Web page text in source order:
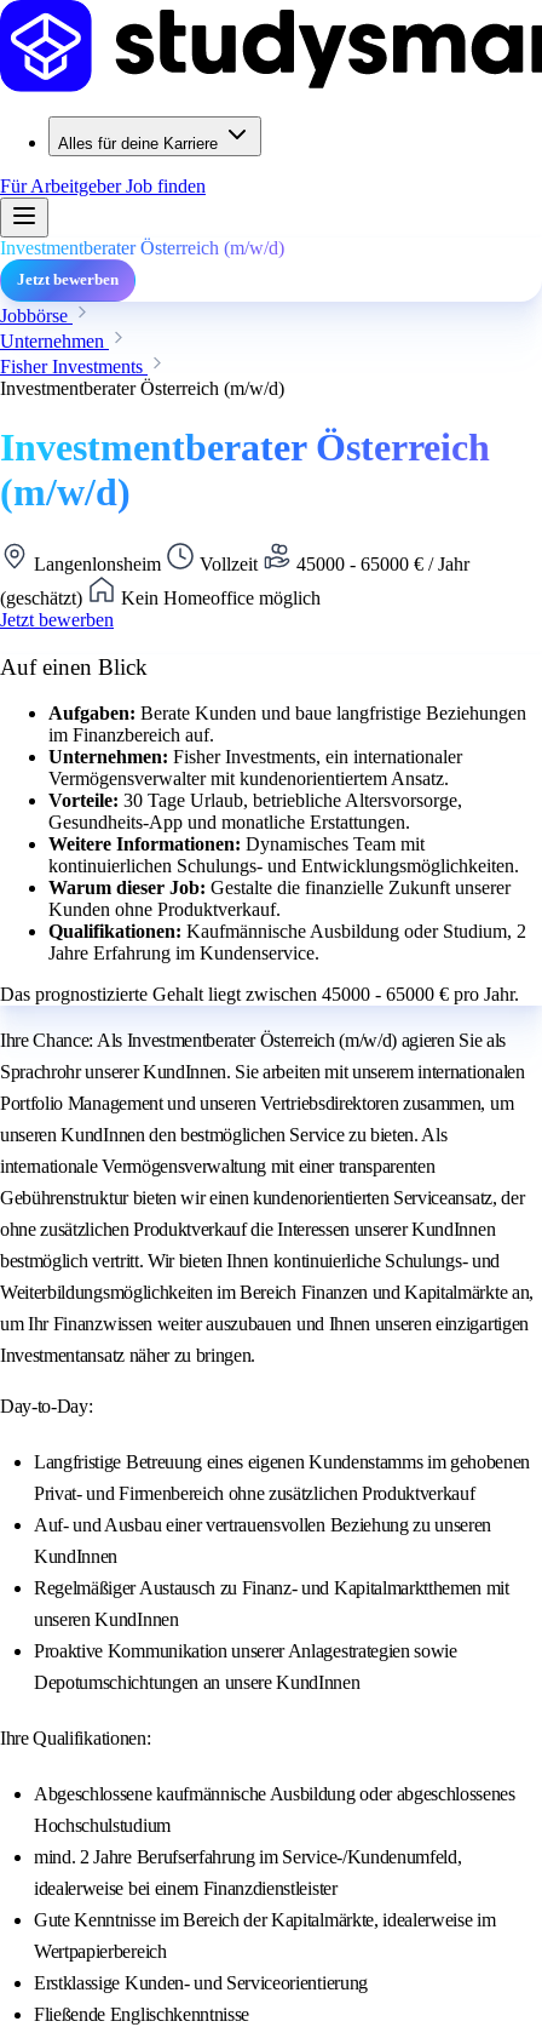
Alles für deine Karriere
Für ArbeitgeberJob finden
Investmentberater Österreich (m/w/d)
Jetzt bewerben
Jobbörse
Unternehmen
Fisher Investments
Investmentberater Österreich (m/w/d)
Investmentberater Österreich
(m/w/d)
Langenlonsheim Vollzeit
45000 - 65000 € / Jahr
(geschätzt)
Kein Homeoffice möglich
Jetzt bewerben
Auf einen Blick
Aufgaben: Berate Kunden und baue langfristige Beziehungen
im Finanzbereich auf.
Unternehmen: Fisher Investments, ein internationaler
Vermögensverwalter mit kundenorientiertem Ansatz.
Vorteile: 30 Tage Urlaub, betriebliche Altersvorsorge,
Gesundheits-App und monatliche Erstattungen.
Weitere Informationen: Dynamisches Team mit
kontinuierlichen Schulungs- und Entwicklungsmöglichkeiten.
Warum dieser Job: Gestalte die finanzielle Zukunft unserer
Kunden ohne Produktverkauf.
Qualifikationen: Kaufmännische Ausbildung oder Studium, 2
Jahre Erfahrung im Kundenservice.
Das prognostizierte Gehalt liegt zwischen 45000 - 65000 € pro Jahr.
Ihre Chance: Als Investmentberater Österreich (m/w/d) agieren Sie als
Sprachrohr unserer KundInnen. Sie arbeiten mit unserem internationalen
Portfolio Management und unseren Vertriebsdirektoren zusammen, um
unseren KundInnen den bestmöglichen Service zu bieten. Als
internationale Vermögensverwaltung mit einer transparenten
Gebührenstruktur bieten wir einen kundenorientierten Serviceansatz, der
ohne zusätzlichen Produktverkauf die Interessen unserer KundInnen
bestmöglich vertritt. Wir bieten Ihnen kontinuierliche Schulungs- und
Weiterbildungsmöglichkeiten im Bereich Finanzen und Kapitalmärkte an,
um Ihr Finanzwissen weiter auszubauen und Ihnen unseren einzigartigen
Investmentansatz näher zu bringen.
Day-to-Day:
Langfristige Betreuung eines eigenen Kundenstamms im gehobenen
Privat- und Firmenbereich ohne zusätzlichen Produktverkauf
Auf- und Ausbau einer vertrauensvollen Beziehung zu unseren
KundInnen
Regelmäßiger Austausch zu Finanz- und Kapitalmarktthemen mit
unseren KundInnen
Proaktive Kommunikation unserer Anlagestrategien sowie
Depotumschichtungen an unsere KundInnen
Ihre Qualifikationen:
Abgeschlossene kaufmännische Ausbildung oder abgeschlossenes
Hochschulstudium
mind. 2 Jahre Berufserfahrung im Service-/Kundenumfeld,
idealerweise bei einem Finanzdienstleister
Gute Kenntnisse im Bereich der Kapitalmärkte, idealerweise im
Wertpapierbereich
Erstklassige Kunden- und Serviceorientierung
Fließende Englischkenntnisse